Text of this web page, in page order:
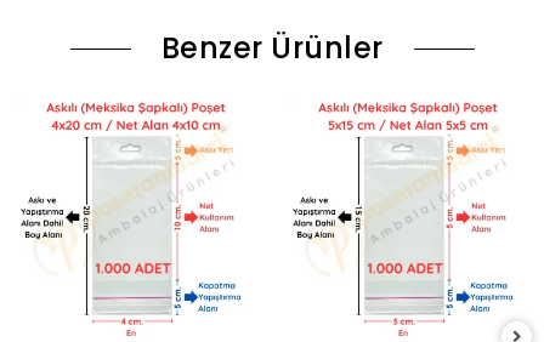
Benzer Ürünler